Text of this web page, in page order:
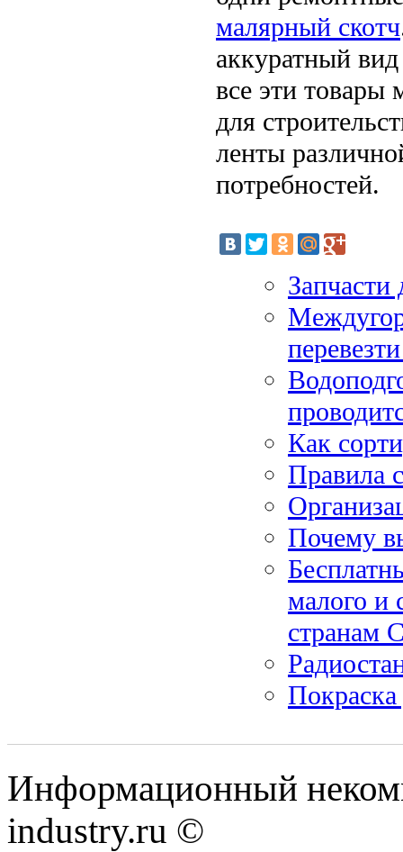
малярный скотч
аккуратный
все эти товары
для
ленты
потребностей.
Запчасти
Как
Правила
Почему
малого и
странам
Покраска
Информационный
industry.ru ©